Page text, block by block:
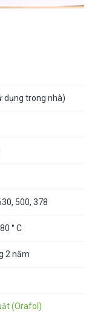
dụng trong nhà)
500, 378
° C
2 năm
(Orafol)